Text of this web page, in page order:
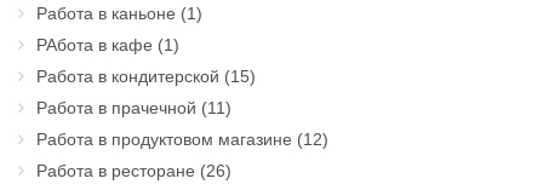
Работа в каньоне (1)
РАбота в кафе (1)
Работа в кондитерской (15)
Работа в прачечной (11)
Работа в продуктовом магазине (12)
Работа в ресторане (26)